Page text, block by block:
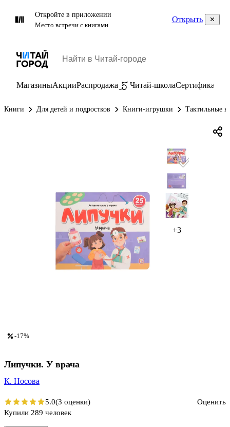
Откройте в приложении
Место встречи с книгами
Открыть
МагазиныАкцииРаспродажа Читай-школаСертификаты
Книги Для детей и подростков Книги-игрушки Тактильные
+3
-17%
Липучки. У врача
К. Носова
5.0(3 оценки)
Оценить
Купили 289 человек